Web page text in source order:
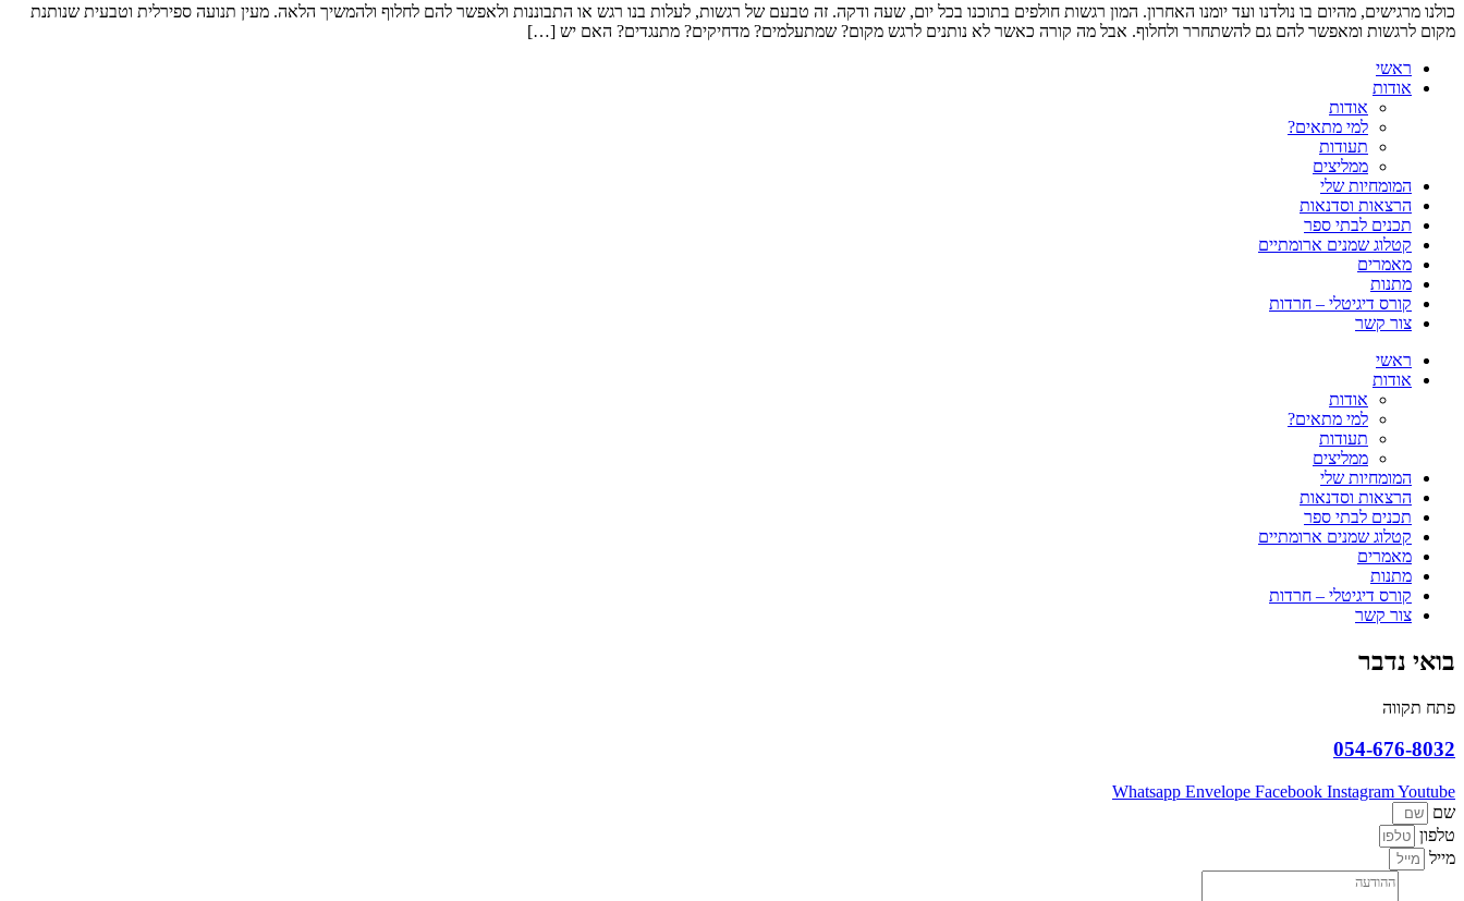
כולנו מרגישים, מהיום בו נולדנו ועד יומנו האחרון. המון רגשות חולפים בתוכנו בכל יום, שעה ודקה. זה טבעם של רגשות, לעלות בנו רגש או התבוננות ולאפשר להם לחלוף ולהמשיך הלאה. מעין תנועה ספירלית וטבעית שנותנת
מקום לרגשות ומאפשר להם גם להשתחרר ולחלוף. אבל מה קורה כאשר לא נותנים לרגש מקום? שמתעלמים? מדחיקים? מתנגדים? האם יש […]
ראשי
אודות
אודות
למי מתאים?
תעודות
ממליצים
המומחיות שלי
הרצאות וסדנאות
תכנים לבתי ספר
קטלוג שמנים ארומתיים
מאמרים
מתנות
קורס דיגיטלי – חרדות
צור קשר
ראשי
אודות
אודות
למי מתאים?
תעודות
ממליצים
המומחיות שלי
הרצאות וסדנאות
תכנים לבתי ספר
קטלוג שמנים ארומתיים
מאמרים
מתנות
קורס דיגיטלי – חרדות
צור קשר
בואי נדבר
פתח תקווה
054-676-8032
Whatsapp Envelope Facebook InstagramYoutube
שם
טלפון
מייל